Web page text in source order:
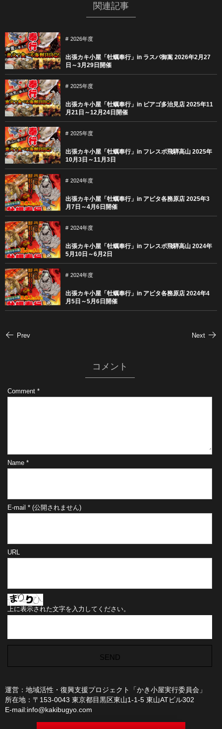
関連記事
2026年度
出張カキ小屋「牡蠣奉行」in ラスパ御嵩 2026年2月27
日～3月29日開催
2025年度
出張カキ小屋「牡蠣奉行」in ピアゴ多治見店 2025年11
月21日～12月24日開催
2025年度
出張カキ小屋「牡蠣奉行」in フレスポ飛騨高山 2025年
10月3日～11月3日
2024年度
出張カキ小屋「牡蠣奉行」in アピタ各務原店 2025年3
月7日～4月6日開催
2024年度
出張カキ小屋「牡蠣奉行」in フレスポ飛騨高山 2024年
5月10日～6月2日
2024年度
出張カキ小屋「牡蠣奉行」in アピタ各務原店 2024年4
月5日～5月6日開催
Prev Next
コメント
Comment *
Name *
E-mail * (公開されません)
URL
上に表示された文字を入力してください。
運営：地域活性・復興支援プロジェクト「かき小屋実行委員会」
所在地：〒153-0043 東京都目黒区東山1-1-5 東山ATビル302
E-mail:info@kakibugyo.com